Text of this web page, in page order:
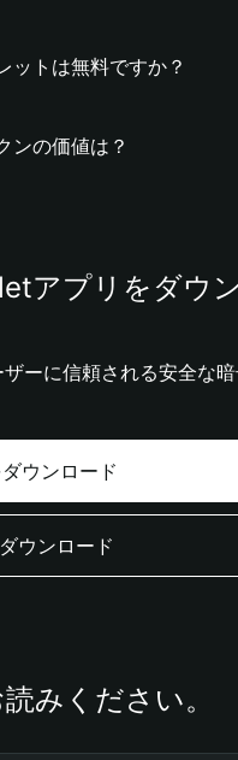
ットは無料ですか？
ンの価値は？
アプリをダウ
ーに信頼される安全な
ウンロード
ウンロード
みください。